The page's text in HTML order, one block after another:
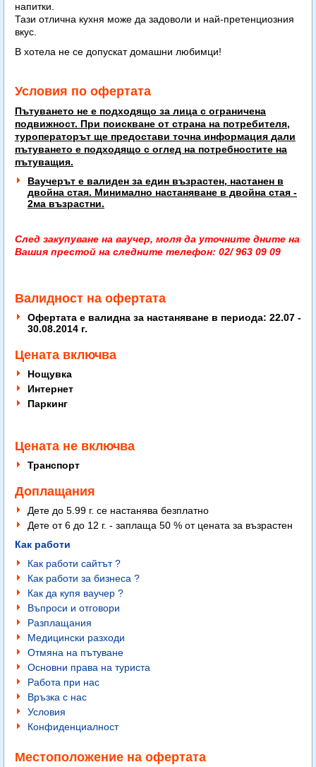
напитки.
Тази отлична кухня може да задоволи и най-претенциозния
вкус.
В хотела не се допускат домашни любимци!
Условия по офертата
Пътуването не е подходящо за лица с ограничена
подвижност. При поискване от страна на потребителя,
туроператорът ще предостави точна информация дали
пътуването е подходящо с оглед на потребностите на
пътуващия.
Ваучерът е валиден за един възрастен, настанен в
двойна стая. Минимално настаняване в двойна стая -
2ма възрастни.
След закупуване на ваучер, моля да уточните дните на
Вашия престой на следните телефон: 02/ 963 09 09
Валидност на офертата
Офертата е валидна за настаняване в периода: 22.07 -
30.08.2014 г.
Цената включва
Нощувка
Интернет
Паркинг
Цената не включва
Транспорт
Доплащания
Дете до 5.99 г. се настанява безплатно
Дете от 6 до 12 г. - заплаща 50 % от цената за възрастен
Как работи
Как работи сайтът ?
Как работи за бизнеса ?
Как да купя ваучер ?
Въпроси и отговори
Разплащания
Медицински разходи
Отмяна на пътуване
Основни права на туриста
Работа при нас
Връзка с нас
Условия
Конфиденциалност
Местоположение на офертата